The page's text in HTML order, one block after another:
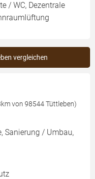
/ WC, Dezentrale
vergleichen
von 98544 Tüttleben)
Sanierung / Umbau,